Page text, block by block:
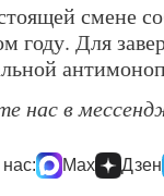
смене
году. Для
нас в
Max Дзен